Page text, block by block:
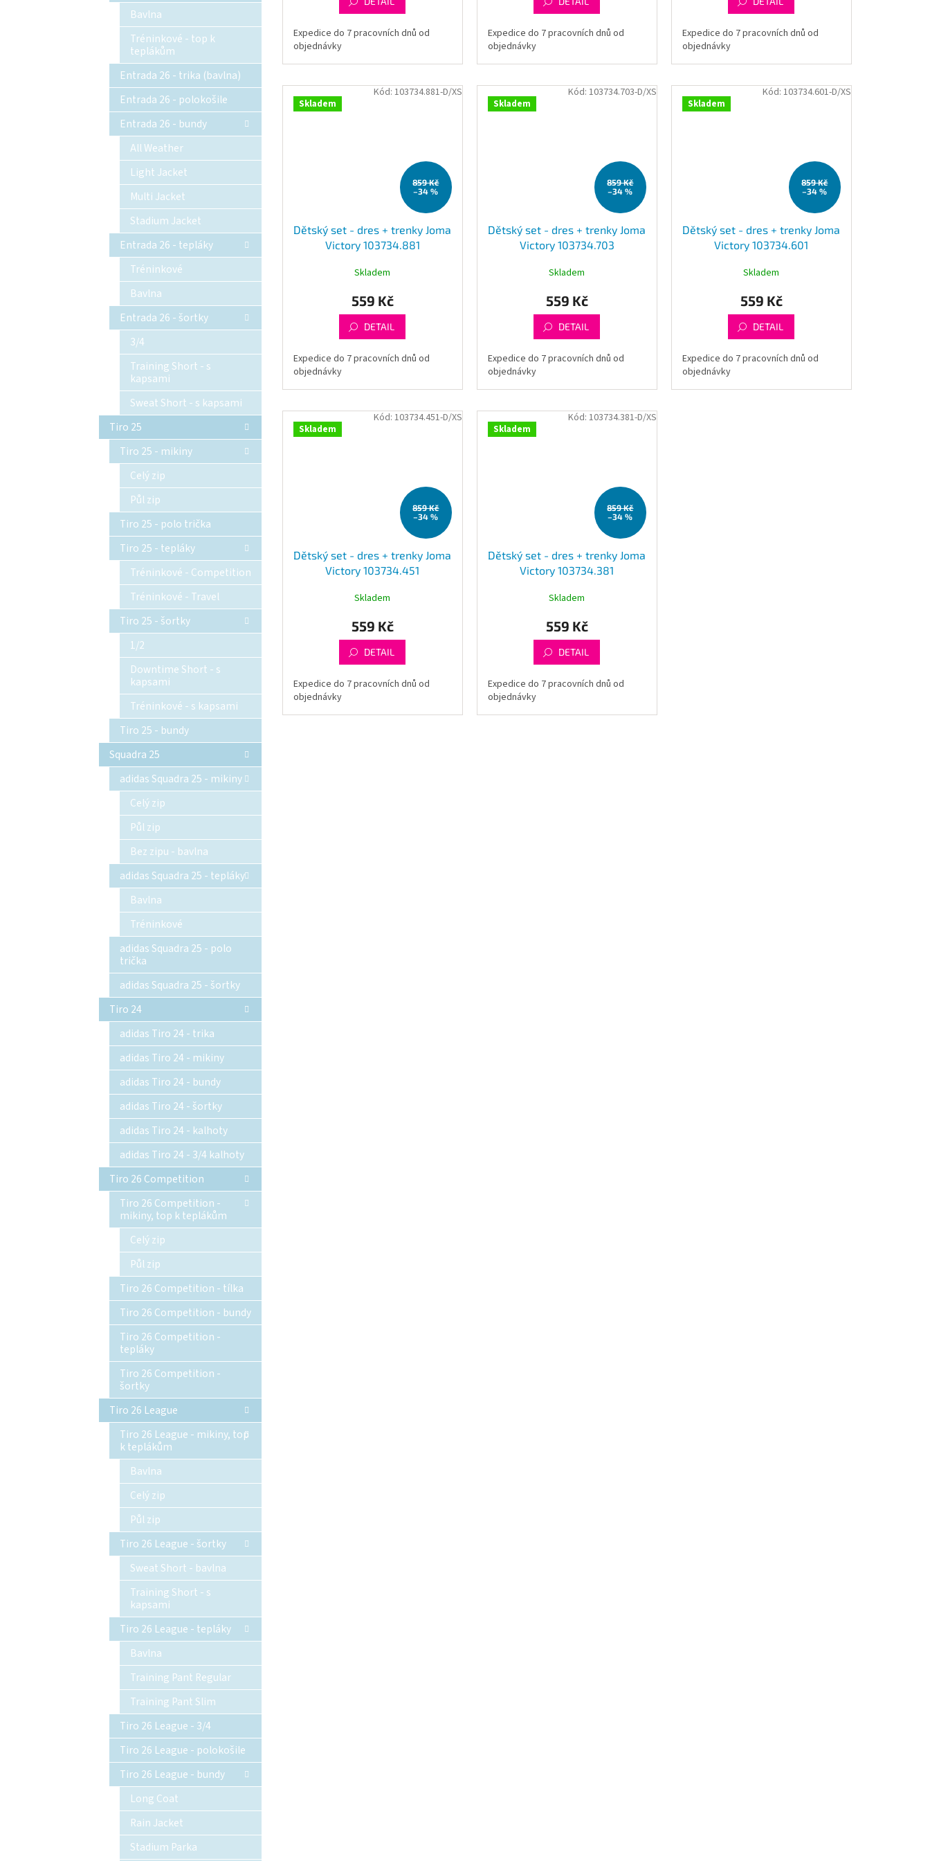
Bavlna
Tréninkové - top k
teplákům
Entrada 26 - trika (bavlna)
Entrada 26 - polokošile
Entrada 26 - bundy
All Weather
Light Jacket
Multi Jacket
Stadium Jacket
Entrada 26 - tepláky
Tréninkové
Bavlna
Entrada 26 - šortky
3/4
Training Short - s
kapsami
Sweat Short - s kapsami
Tiro 25
Tiro 25 - mikiny
Celý zip
Půl zip
Tiro 25 - polo trička
Tiro 25 - tepláky
Tréninkové - Competition
Tréninkové - Travel
Tiro 25 - šortky
1/2
Downtime Short - s
kapsami
Tréninkové - s kapsami
Tiro 25 - bundy
Squadra 25
adidas Squadra 25 - mikiny
Celý zip
Půl zip
Bez zipu - bavlna
adidas Squadra 25 - tepláky
Bavlna
Tréninkové
adidas Squadra 25 - polo
trička
adidas Squadra 25 - šortky
Tiro 24
adidas Tiro 24 - trika
adidas Tiro 24 - mikiny
adidas Tiro 24 - bundy
adidas Tiro 24 - šortky
adidas Tiro 24 - kalhoty
adidas Tiro 24 - 3/4 kalhoty
Tiro 26 Competition
Tiro 26 Competition -
mikiny, top k teplákům
Celý zip
Půl zip
Tiro 26 Competition - tílka
Tiro 26 Competition - bundy
Tiro 26 Competition -
tepláky
Tiro 26 Competition -
šortky
Tiro 26 League
Tiro 26 League - mikiny, top
k teplákům
Bavlna
Celý zip
Půl zip
Tiro 26 League - šortky
Sweat Short - bavlna
Training Short - s
kapsami
Tiro 26 League - tepláky
Bavlna
Training Pant Regular
Training Pant Slim
Tiro 26 League - 3/4
Tiro 26 League - polokošile
Tiro 26 League - bundy
Long Coat
Rain Jacket
Stadium Parka
Expedice do 7 pracovních dnů od
objednávky
Expedice do 7 pracovních dnů od
objednávky
Expedice do 7 pracovních dnů od
objednávky
Skladem
859 Kč
–34 %
Dětský set - dres + trenky Joma
Victory 103734.881
Skladem
559 Kč
DETAIL
Expedice do 7 pracovních dnů od
objednávky
Kód: 103734.881-D/XS
Skladem
859 Kč
–34 %
Dětský set - dres + trenky Joma
Victory 103734.703
Skladem
559 Kč
DETAIL
Expedice do 7 pracovních dnů od
objednávky
Kód: 103734.703-D/XS
Skladem
859 Kč
–34 %
Dětský set - dres + trenky Joma
Victory 103734.601
Skladem
559 Kč
DETAIL
Expedice do 7 pracovních dnů od
objednávky
Kód: 103734.601-D/XS
Skladem
859 Kč
–34 %
Dětský set - dres + trenky Joma
Victory 103734.451
Skladem
559 Kč
DETAIL
Expedice do 7 pracovních dnů od
objednávky
Kód: 103734.451-D/XS
Skladem
859 Kč
–34 %
Dětský set - dres + trenky Joma
Victory 103734.381
Skladem
559 Kč
DETAIL
Expedice do 7 pracovních dnů od
objednávky
Kód: 103734.381-D/XS